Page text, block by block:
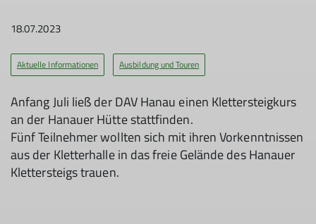
18.07.2023
Aktuelle Informationen Ausbildung und Touren
Anfang Juli ließ der DAV Hanau einen Klettersteigkurs
an der Hanauer Hütte stattfinden.
Fünf Teilnehmer wollten sich mit ihren Vorkenntnissen
aus der Kletterhalle in das freie Gelände des Hanauer
Klettersteigs trauen.